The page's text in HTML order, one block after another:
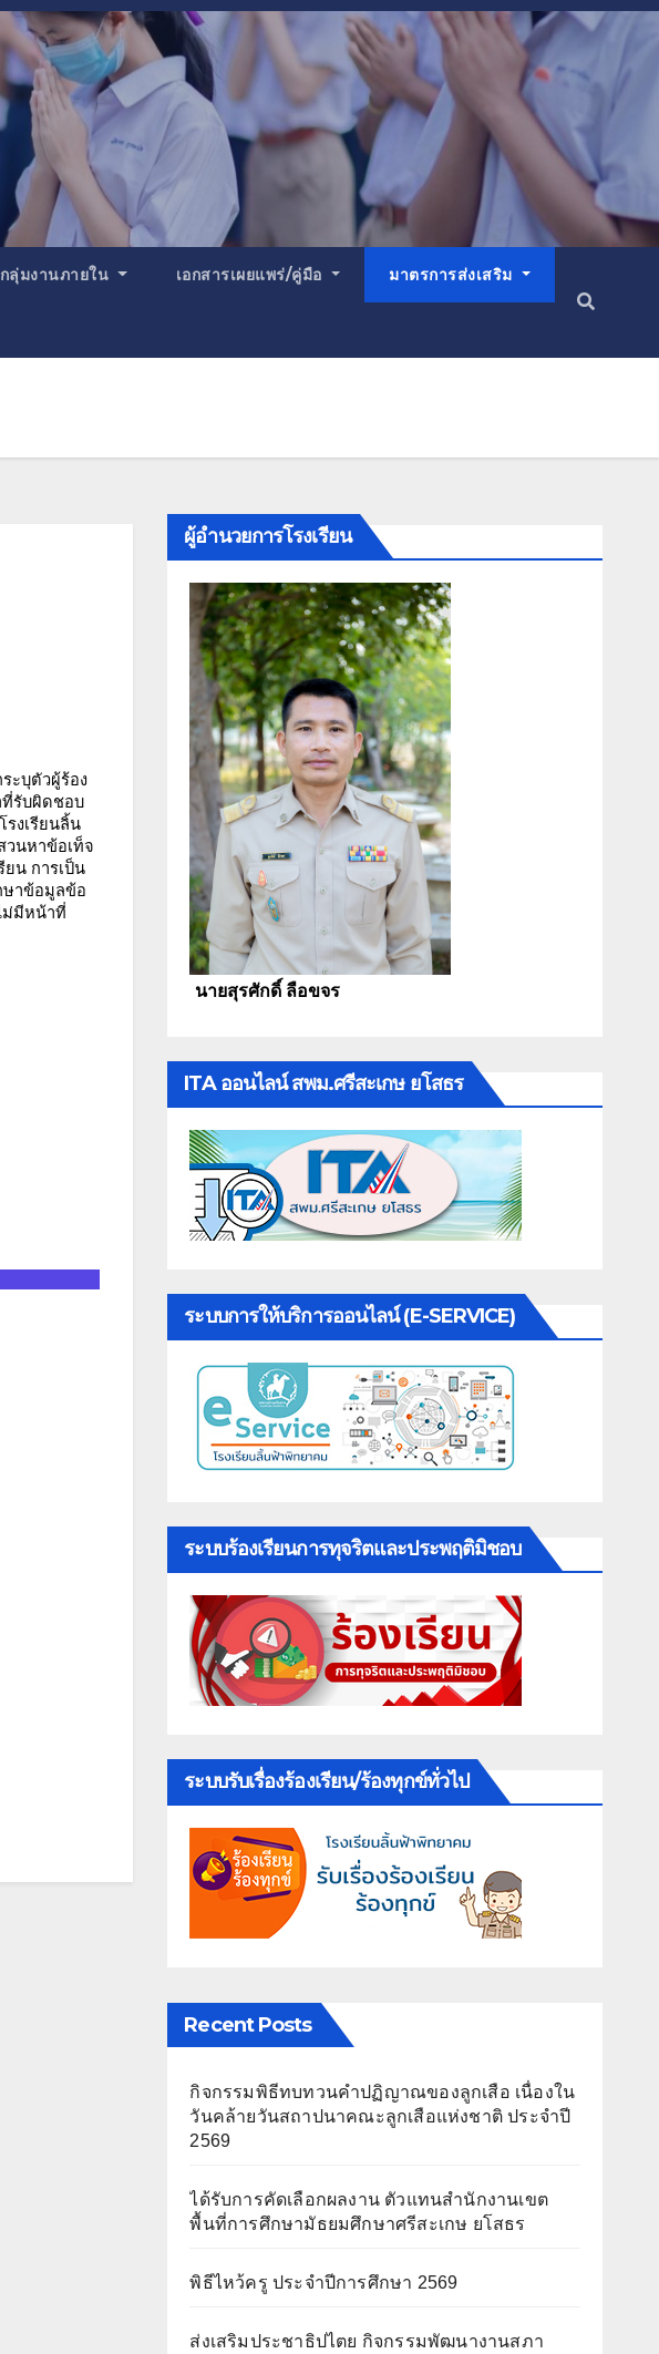
กลุ่มงานภายใน เอกสารเผยแพร่/คู่มือ มาตรการส่งเสริม
ผู้อำนวยการโรงเรียน
นายสุรศักดิ์ ลือขจร
ITA ออนไลน์ สพม.ศรีสะเกษ ยโสธร
ระบบการให้บริการออนไลน์ (E-SERVICE)
ระบบร้องเรียนการทุจริตและประพฤติมิชอบ
ระบบรับเรื่องร้องเรียน/ร้องทุกข์ทั่วไป
Recent Posts
กิจกรรมพิธีทบทวนคำปฏิญาณของลูกเสือ เนื่องใน
วันคล้ายวันสถาปนาคณะลูกเสือแห่งชาติ ประจำปี
2569
ได้รับการคัดเลือกผลงาน ตัวแทนสำนักงานเขต
พื้นที่การศึกษามัธยมศึกษาศรีสะเกษ ยโสธร
พิธีไหว้ครู ประจำปีการศึกษา 2569
ส่งเสริมประชาธิปไตย กิจกรรมพัฒนางานสภา